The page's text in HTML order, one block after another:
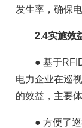
发生率，确保
2.4实施效
● 基于RFID
电力企业在巡
的效益，主要
● 方便了巡